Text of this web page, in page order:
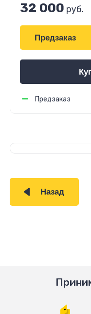
32 000 руб.
Предзаказ
Предзаказ
Назад